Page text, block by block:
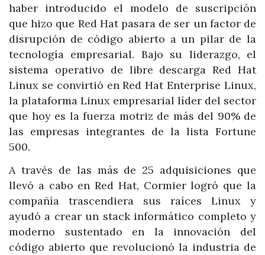
haber introducido el modelo de suscripción
que hizo que Red Hat pasara de ser un factor de
disrupción de código abierto a un pilar de la
tecnología empresarial. Bajo su liderazgo, el
sistema operativo de libre descarga Red Hat
Linux se convirtió en Red Hat Enterprise Linux,
la plataforma Linux empresarial líder del sector
que hoy es la fuerza motriz de más del 90% de
las empresas integrantes de la lista Fortune
500.
A través de las más de 25 adquisiciones que
llevó a cabo en Red Hat, Cormier logró que la
compañía trascendiera sus raíces Linux y
ayudó a crear un stack informático completo y
moderno sustentado en la innovación del
código abierto que revolucionó la industria de